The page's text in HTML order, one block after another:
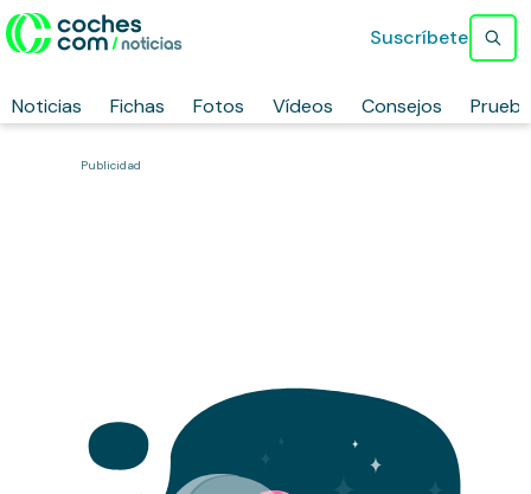
Noticias Fichas Fotos Vídeos Consejos
Suscríbete
Publicidad